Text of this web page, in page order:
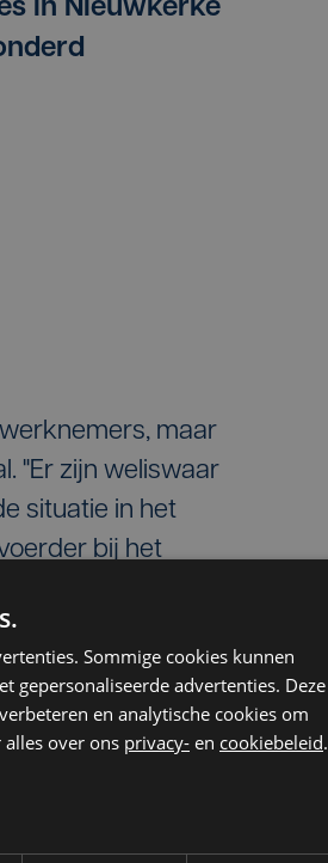
in Nieuwkerke
maar
"Er zijn weliswaar
situatie in het
bij het
allemaal
en koorts. Na
op het welzijn op
of een reactie
op het
van ODTS,
Sommige cookies kunnen
gepersonaliseerde advertenties. Deze
en analytische cookies om
over ons privacy- en cookiebeleid.